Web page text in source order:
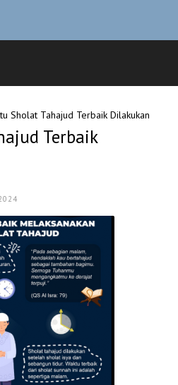
Sholat Tahajud Terbaik Dilakukan
Terbaik